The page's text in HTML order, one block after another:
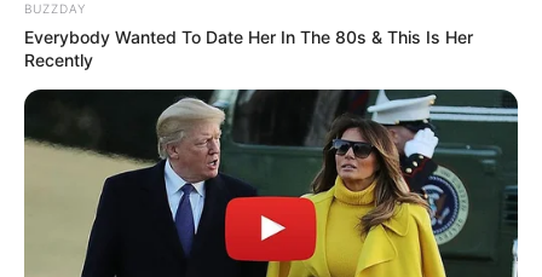
BUZZDAY
Everybody Wanted To Date Her In The 80s & This Is Her
Recently